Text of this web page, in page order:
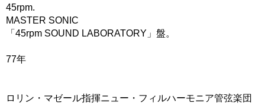
45rpm.
MASTER SONIC
「45rpm SOUND LABORATORY」盤。
77年
ロリン・マゼール指揮ニュー・フィルハーモニア管弦楽団